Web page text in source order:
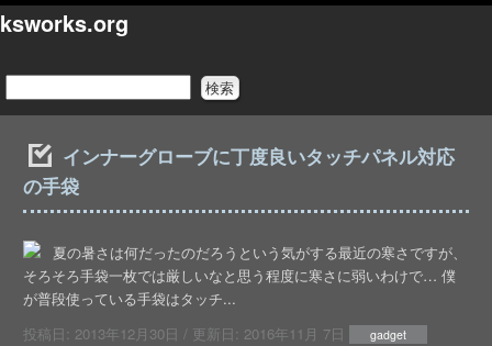
ksworks.org
インナーグローブに丁度良いタッチパネル対応
の手袋
夏の暑さは何だったのだろうという気がする最近の寒さですが、
そろそろ手袋一枚では厳しいなと思う程度に寒さに弱いわけで… 僕
が普段使っている手袋はタッチ...
投稿日: 2013年12月30日 / 更新日: 2016年11月 7日 gadget